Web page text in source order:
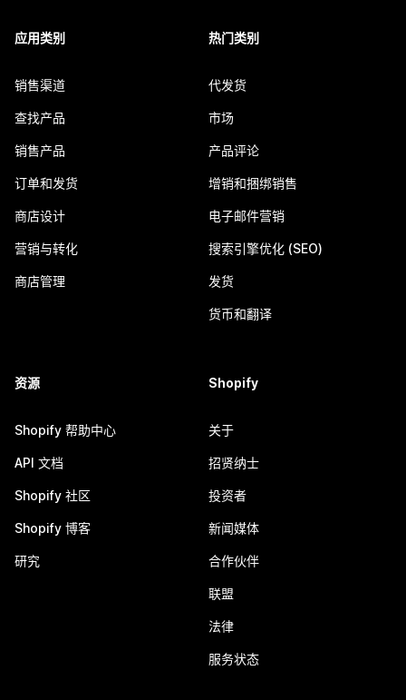
应用类别
销售渠道
查找产品
销售产品
订单和发货
商店设计
营销与转化
商店管理
热门类别
代发货
市场
产品评论
增销和捆绑销售
电子邮件营销
搜索引擎优化 (SEO)
发货
货币和翻译
资源
Shopify 帮助中心
API 文档
Shopify 社区
Shopify 博客
研究
Shopify
关于
招贤纳士
投资者
新闻媒体
合作伙伴
联盟
法律
服务状态